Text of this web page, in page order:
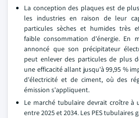
La conception des plaques est de
les industries en raison de leur
particules sèches et humides très
faible consommation d'énergie. En
annoncé que son précipitateur
peut enlever des particules de plus
une efficacité allant jusqu'à 99,95 %
d'électricité et de ciment, où des
émission s'appliquent.
Le marché tubulaire devrait croître à
entre 2025 et 2034. Les PES tubulaires